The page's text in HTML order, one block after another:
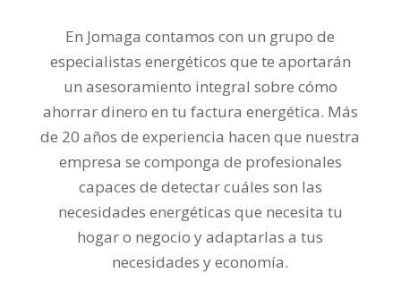
En Jomaga contamos con un grupo de
especialistas energéticos que te aportarán
un asesoramiento integral sobre cómo
ahorrar dinero en tu factura energética. Más
de 20 años de experiencia hacen que nuestra
empresa se componga de profesionales
capaces de detectar cuáles son las
necesidades energéticas que necesita tu
hogar o negocio y adaptarlas a tus
necesidades y economía.